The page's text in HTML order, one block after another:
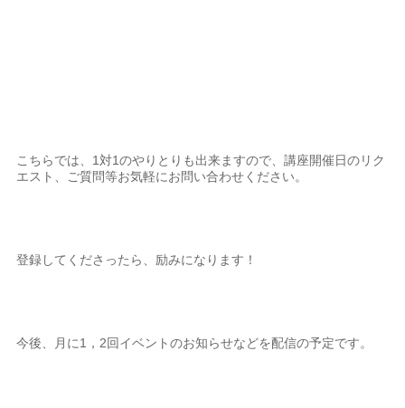
こちらでは、1対1のやりとりも出来ますので、講座開催日のリク
エスト、ご質問等お気軽にお問い合わせください。
登録してくださったら、励みになります！
今後、月に1，2回イベントのお知らせなどを配信の予定です。